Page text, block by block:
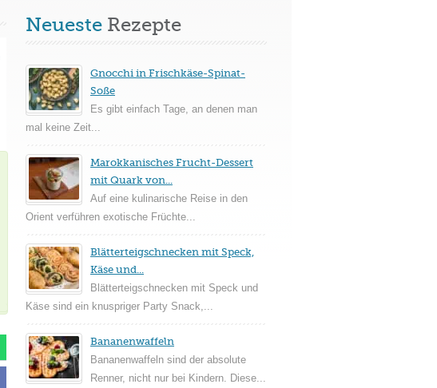
Neueste Rezepte
Gnocchi in Frischkäse-Spinat-
Soße
Es gibt einfach Tage, an denen man
mal keine Zeit...
Marokkanisches Frucht-Dessert
mit Quark von...
Auf eine kulinarische Reise in den
Orient verführen exotische Früchte...
Blätterteigschnecken mit Speck,
Käse und...
Blätterteigschnecken mit Speck und
Käse sind ein knuspriger Party Snack,...
Bananenwaffeln
Bananenwaffeln sind der absolute
Renner, nicht nur bei Kindern. Diese...